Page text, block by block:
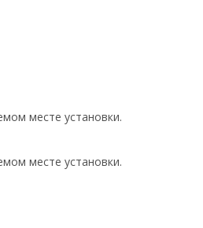
месте установки.
месте установки.